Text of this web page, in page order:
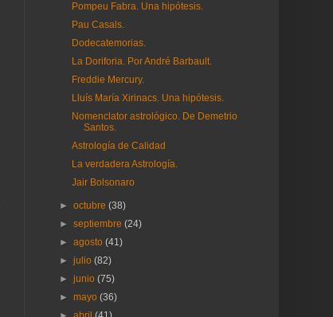
Pompeu Fabra. Una hipótesis.
Pau Casals.
Dodecatemorias.
La Doriforia. Por André Barbault.
Freddie Mercury.
Lluís María Xirinacs. Una hipótesis.
Nomenclator astrológico. De Demetrio
Santos.
Astrología de Calidad
La verdadera Astrología.
Jair Bolsonaro
►octubre(38)
►septiembre(24)
►agosto(41)
►julio(82)
►junio(75)
►mayo(36)